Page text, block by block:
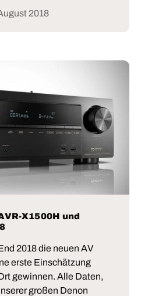
2018
X1500H und
2018 die neuen AV
erste Einschätzung
gewinnen. Alle Daten,
großen Denon